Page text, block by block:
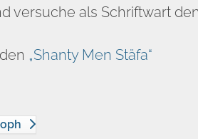
versuche als Schriftwart
„Shanty Men Stäfa“